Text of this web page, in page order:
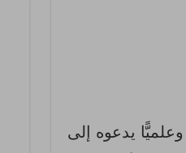
وعلميًّا يدعوه إلى